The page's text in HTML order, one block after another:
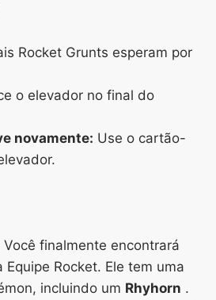
Rocket Grunts esperam por
o elevador no final do
novamente: Use o cartão-
Você finalmente encontrará
Equipe Rocket. Ele tem uma
incluindo um Rhyhorn .